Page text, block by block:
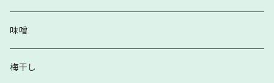
味噌
梅干し